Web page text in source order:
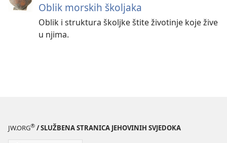
Oblik morskih školjaka
Oblik i struktura školjke štite životinje koje žive
u njima.
JW.ORG® / SLUŽBENA STRANICA JEHOVINIH SVJEDOKA